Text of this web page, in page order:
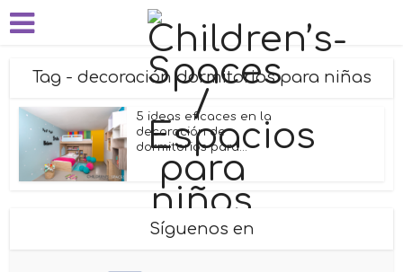
Tag - decoración dormitorios para niñas
5 ideas eficaces en la
decoración de
dormitorios para...
Síguenos en